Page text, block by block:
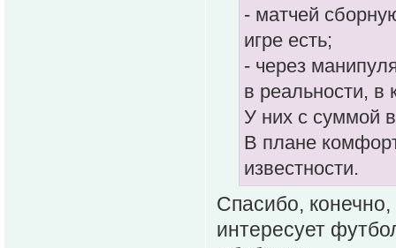
- матчей
игре есть;
- через
в реальности, в
У них с суммой
В плане
известности.
Спасибо,
интересует